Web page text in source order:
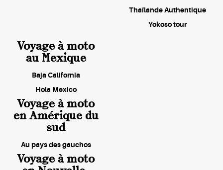
Thaïlande Authentique
Yokoso tour
Voyage à moto
au Mexique
Baja California
Hola Mexico
Voyage à moto
en Amérique du
sud
Au pays des gauchos
Voyage à moto